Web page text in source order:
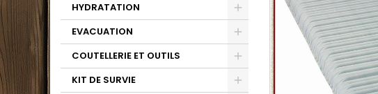
HYDRATATION
EVACUATION
COUTELLERIE ET OUTILS
KIT DE SURVIE